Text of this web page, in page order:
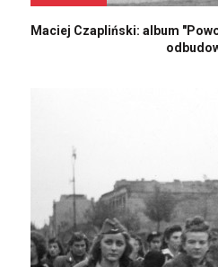
Maciej Czapliński: album